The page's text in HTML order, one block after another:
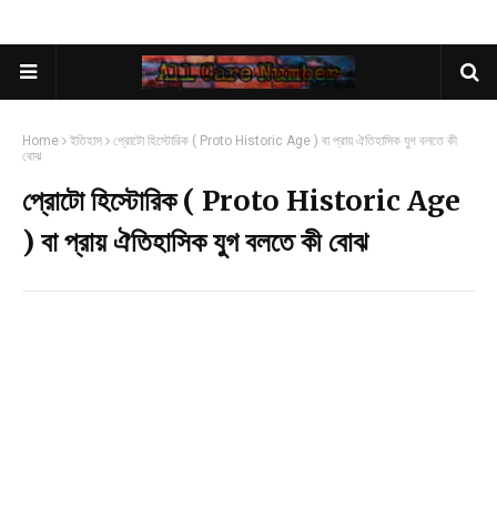
Home ইতিহাস
প্রোটো হিস্টোরিক ( Proto Historic Age ) বা প্রায় ঐতিহাসিক যুগ বলতে কী
বোঝ
প্রোটো হিস্টোরিক ( Proto Historic Age
) বা প্রায় ঐতিহাসিক যুগ বলতে কী বোঝ